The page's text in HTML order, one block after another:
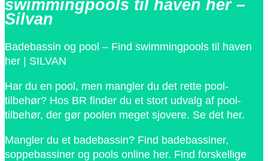
swimmingpools til haven her –
Silvan
Badebassin og pool – Find swimmingpools til haven
her | SILVAN
Har du en pool, men mangler du det rette pool-
tilbehør? Hos BR finder du et stort udvalg af pool-
tilbehør, der gør poolen meget sjovere. Se det her.
Mangler du et badebassin? Find badebassiner,
soppebassiner og pools online her. Find forskellige